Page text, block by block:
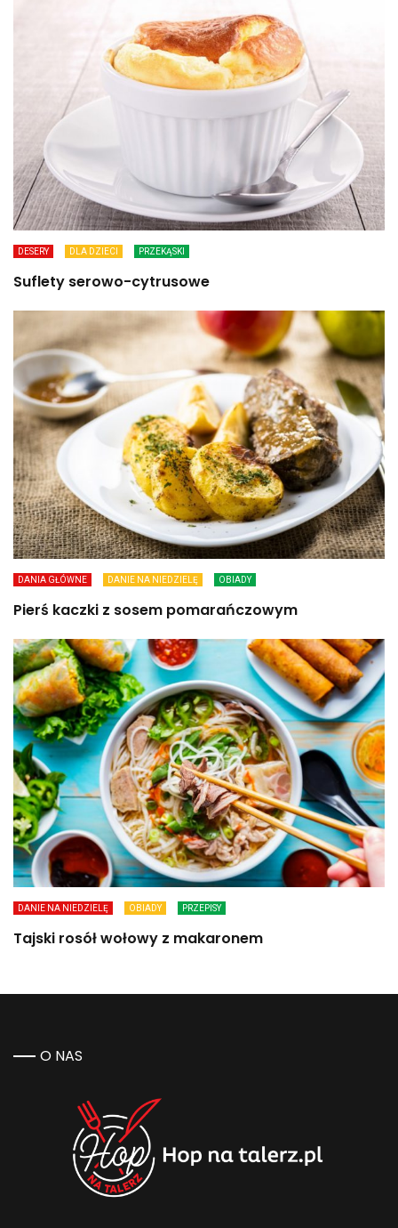
DESERY DLA DZIECI PRZEKĄSKI
Suflety serowo-cytrusowe
DANIA GŁÓWNE DANIE NA NIEDZIELĘ OBIADY
Pierś kaczki z sosem pomarańczowym
DANIE NA NIEDZIELĘ OBIADY PRZEPISY
Tajski rosół wołowy z makaronem
O NAS